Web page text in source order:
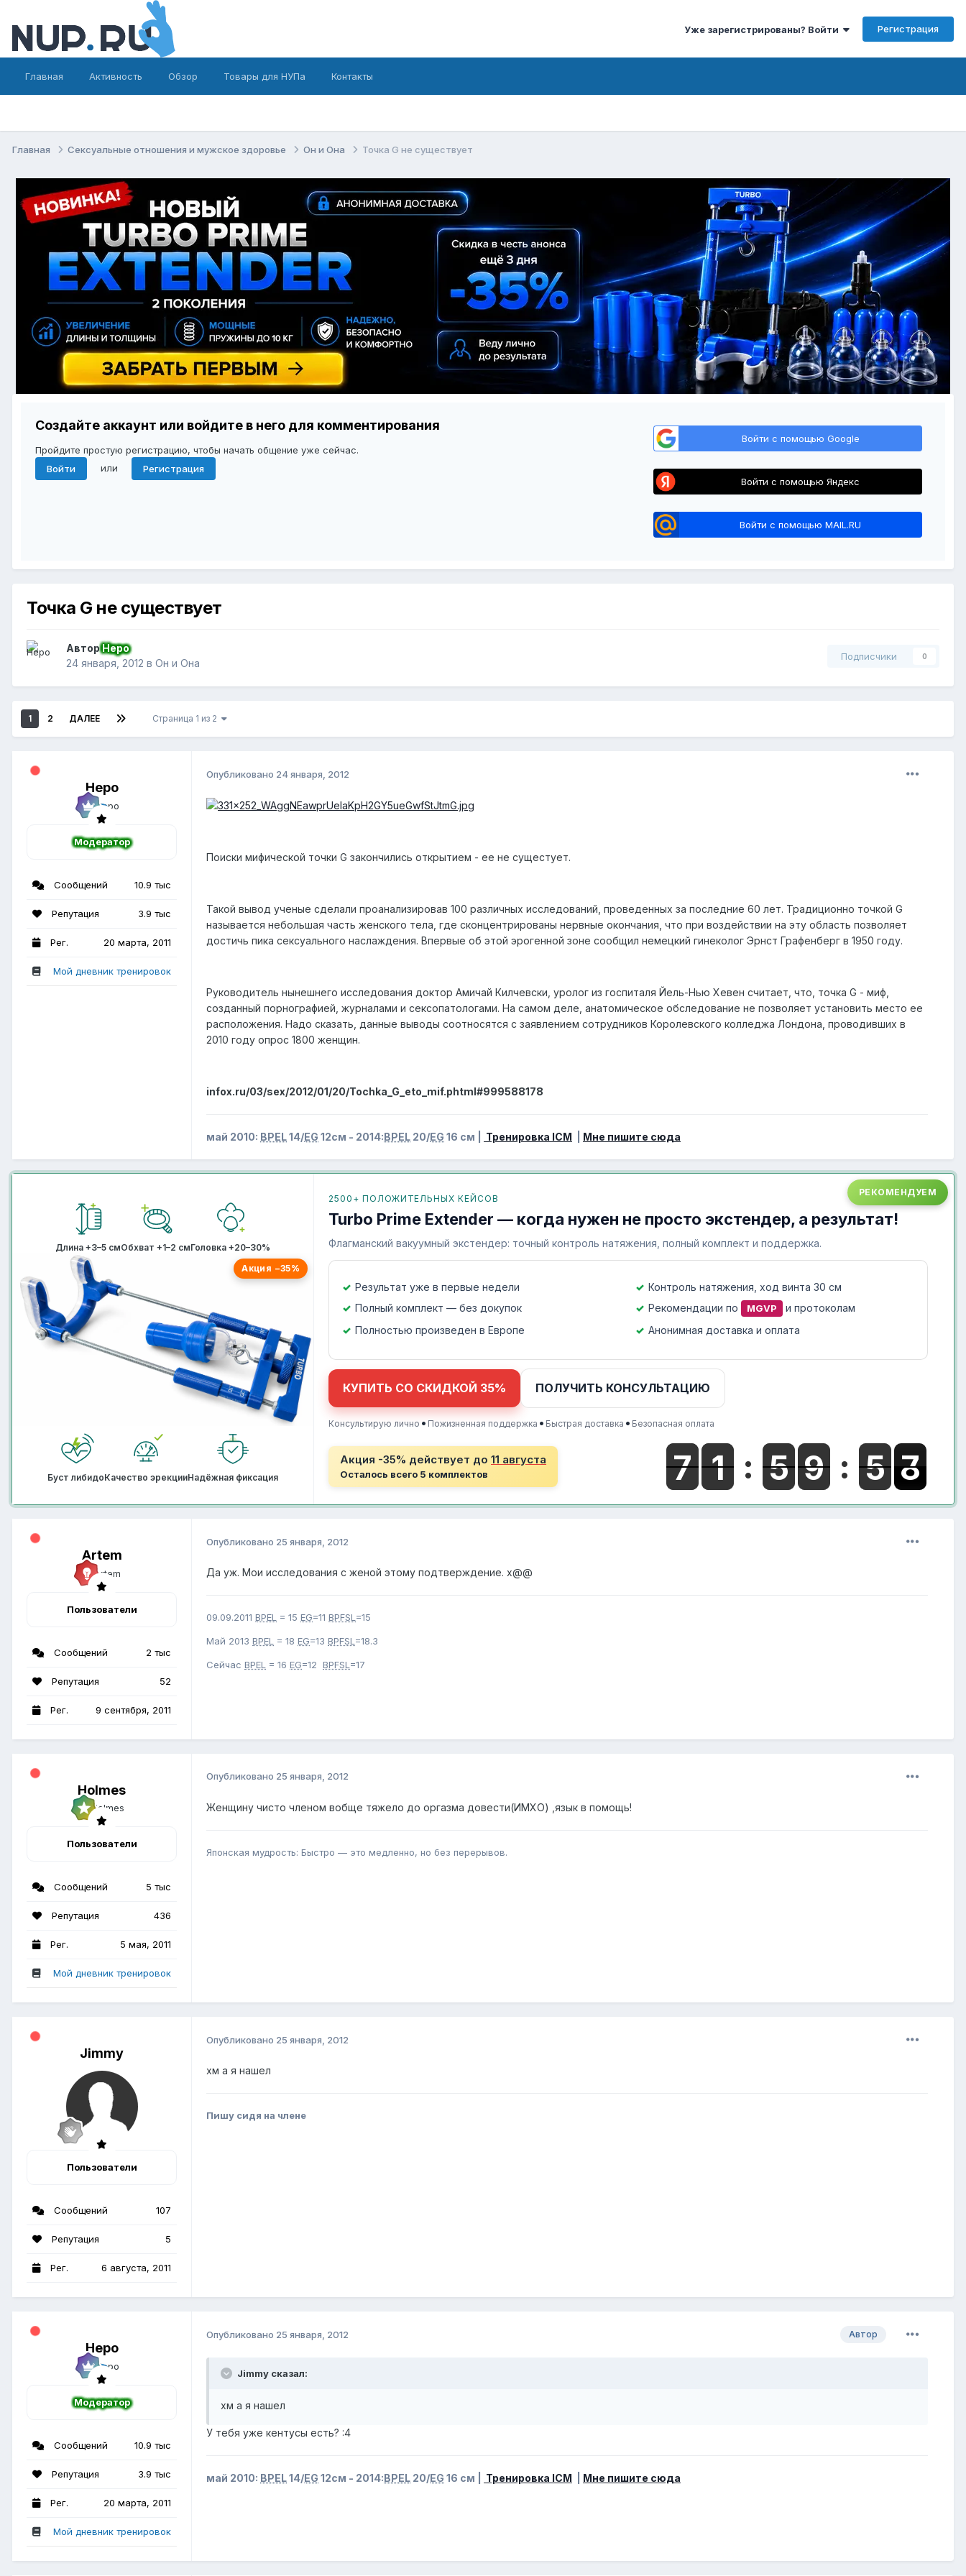
Уже зарегистрированы? Войти Регистрация
Главная Активность Обзор Товары для НУПа Контакты
Главная Сексуальные отношения и мужское здоровье Он и Она Точка G не существует
Создайте аккаунт или войдите в него для комментирования
Пройдите простую регистрацию, чтобы начать общение уже сейчас.
Войти
или Регистрация
Войти с помощью Google
Войти с помощью Яндекс
Войти с помощью MAIL.RU
Точка G не существует
АвторНеро
24 января, 2012 в Он и Она
Подписчики 0
1 2 ДАЛЕЕ Страница 1 из 2
Неро
Модератор
Сообщений 10.9 тыс
Репутация 3.9 тыс
Рег. 20 марта, 2011
Мой дневник тренировок
Опубликовано 24 января, 2012
Поиски мифической точки G закончились открытием - ее не сущестует.
Такой вывод ученые сделали проанализировав 100 различных исследований, проведенных за последние 60 лет. Традиционно точкой G
называется небольшая часть женского тела, где сконцентрированы нервные окончания, что при воздействии на эту область позволяет
достичь пика сексуального наслаждения. Впервые об этой эрогенной зоне сообщил немецкий гинеколог Эрнст Графенберг в 1950 году.
Руководитель нынешнего исследования доктор Амичай Килчевски, уролог из госпиталя Йель-Нью Хевен считает, что, точка G - миф,
созданный порнографией, журналами и сексопатологами. На самом деле, анатомическое обследование не позволяет установить место ее
расположения. Надо сказать, данные выводы соотносятся с заявлением сотрудников Королевского колледжа Лондона, проводивших в
2010 году опрос 1800 женщин.
infox.ru/03/sex/2012/01/20/Tochka_G_eto_mif.phtml#999588178
май 2010: BPEL14/EG 12см - 2014:BPEL 20/EG 16 см | Тренировка ICM Мне пишите сюда
Длина +3–5 смОбхват +1–2 смГоловка +20–30%
Акция −35%
Буст либидоКачество эрекцииНадёжная фиксация
РЕКОМЕНДУЕМ
2500+ ПОЛОЖИТЕЛЬНЫХ КЕЙСОВ
Turbo Prime Extender — когда нужен не просто экстендер, а результат!
Флагманский вакуумный экстендер: точный контроль натяжения, полный комплект и поддержка.
Результат уже в первые недели
Контроль натяжения, ход винта 30 см
Полный комплект — без докупок
Рекомендации по MGVP
и протоколам
Полностью произведен в Европе
Анонимная доставка и оплата
КУПИТЬ СО СКИДКОЙ 35% ПОЛУЧИТЬ КОНСУЛЬТАЦИЮ
Консультирую лично • Пожизненная поддержка • Быстрая доставка • Безопасная оплата
Акция -35% действует до 11 августа
Осталось всего 5 комплектов
Artem
Пользователи
Сообщений 2 тыс
Репутация 52
Рег. 9 сентября, 2011
Опубликовано 25 января, 2012
Да уж. Мои исследования с женой этому подтверждение. x@@
09.09.2011 BPEL = 15 EG=11 BPFSL =15
Май 2013 BPEL = 18 EG=13 BPFSL =18.3
Сейчас BPEL = 16 EG=12 BPFSL =17
Holmes
Пользователи
Сообщений 5 тыс
Репутация 436
Рег. 5 мая, 2011
Мой дневник тренировок
Опубликовано 25 января, 2012
Женщину чисто членом вобще тяжело до оргазма довести(ИМХО) ,язык в помощь!
Японская мудрость: Быстро — это медленно, но без перерывов.
Jimmy
Пользователи
Сообщений 107
Репутация 5
Рег. 6 августа, 2011
Опубликовано 25 января, 2012
хм а я нашел
Пишу сидя на члене
Неро
Модератор
Сообщений 10.9 тыс
Репутация 3.9 тыс
Рег. 20 марта, 2011
Мой дневник тренировок
Автор
Опубликовано 25 января, 2012
Jimmy сказал:
хм а я нашел
У тебя уже кентусы есть? :4
май 2010: BPEL14/EG 12см - 2014:BPEL 20/EG 16 см | Тренировка ICM Мне пишите сюда